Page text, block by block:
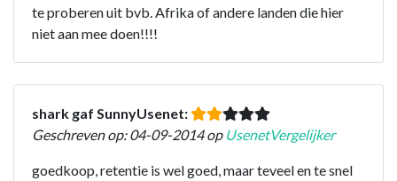
te proberen uit bvb. Afrika of andere landen die hier
niet aan mee doen!!!!
shark gaf SunnyUsenet:
Geschreven op: 04-09-2014 op UsenetVergelijker
goedkoop, retentie is wel goed, maar teveel en te snel